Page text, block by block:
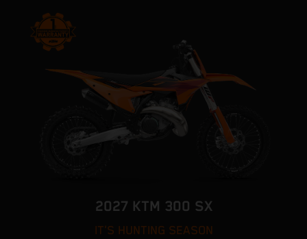
2027 KTM 300 SX
IT'S HUNTING SEASON